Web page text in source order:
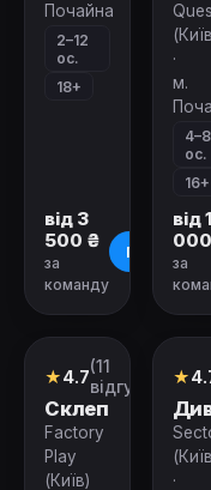
Почайна
2–12
ос.
18+
від 3
500 ₴
за
команду
Про квест
·
м.
4–8
ос.
16+
від 1
за
Перформанс
Зачинено
★4.7(11
відгуків)
Склеп
Factory
Play
(Київ)
★
·